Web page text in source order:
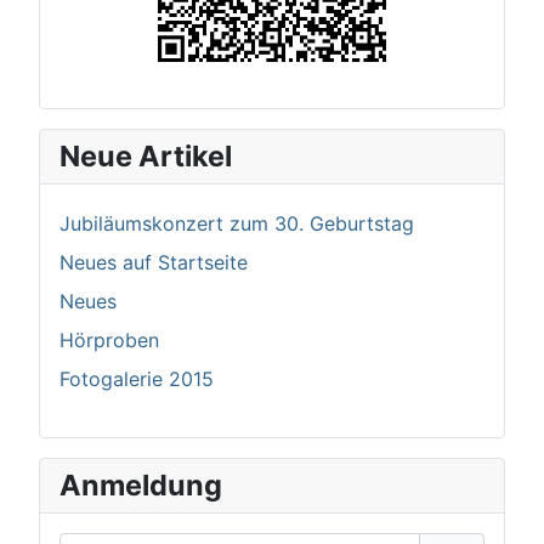
Neue Artikel
Jubiläumskonzert zum 30. Geburtstag
Neues auf Startseite
Neues
Hörproben
Fotogalerie 2015
Anmeldung